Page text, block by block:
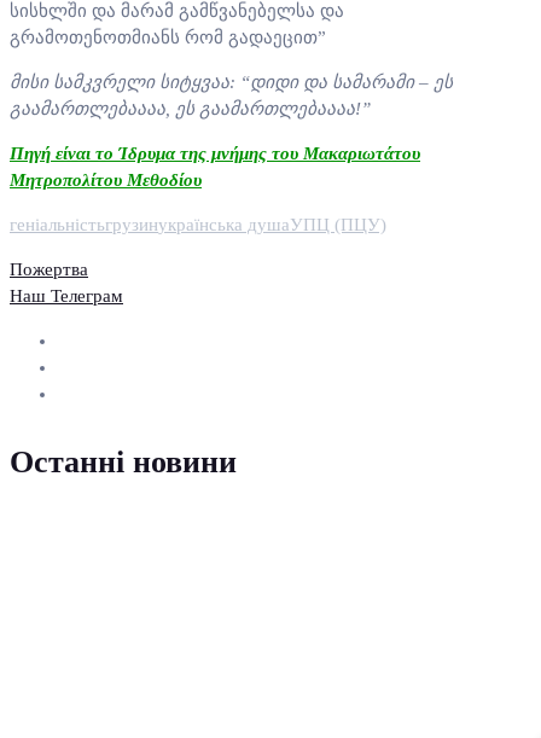
სისხლში და მარამ გამწვანებელსა და
გრამოთენოთმიანს რომ გადაეცით”
მისი სამკვრელი სიტყვაა: “დიდი და სამარამი – ეს
გაამართლებაააა, ეს გაამართლებაააა!”
Πηγή είναι το Ίδρυμα της μνήμης του Μακαριωτάτου
Μητροπολίτου Μεθοδίου
геніальністьгрузинукраїнська душаУПЦ (ПЦУ)
Пожертва
Наш Телеграм
Останні новини